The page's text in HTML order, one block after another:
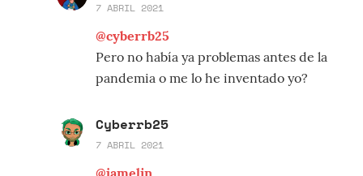
7 ABRIL 2021
@cyberrb25
Pero no había ya problemas antes de la
pandemia o me lo he inventado yo?
Cyberrb25
7 ABRIL 2021